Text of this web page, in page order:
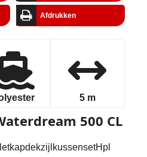
Afdrukken
5 m
500 CL